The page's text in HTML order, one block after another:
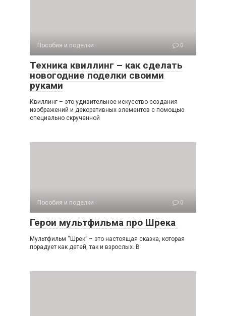
Пособия и поделки 0
Техника квиллинг – как сделать
новогодние поделки своими
руками
Квиллинг – это удивительное искусство создания
изображений и декоративных элементов с помощью
специально скрученной
Пособия и поделки 0
Герои мультфильма про Шрека
Мультфильм “Шрек” – это настоящая сказка, которая
порадует как детей, так и взрослых. В